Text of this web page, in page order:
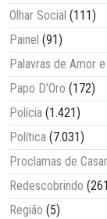
Olhar Social (111)
Painel (91)
Palavras de Amor
Papo D'Oro (172)
Polícia (1.421)
Política (7.031)
Proclamas de
Redescobrindo
Região (5)